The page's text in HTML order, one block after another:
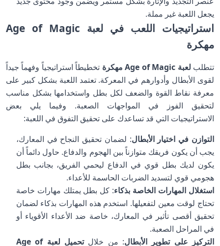
يجعل اللعبة غير مملة.
استراتيجيات اللعب في لعبة Age of Magic
مهكرة
تتطلب لعبة Age of Magic مهكرة
تخطيطاً استراتيجياً وفهماً جيداً
لقوى الأبطال وأدوارهم في المعركة. تعتمد اللعبة بشكل كبير على
معرفة نقاط القوة والضعف لكل بطل واستخدامها بشكل مناسب
لتحقيق الفوز في المواجهات الصعبة. وفيما يلي بعض
الاستراتيجيات التي قد تساعدك على تحقيق التفوق في اللعبة:
التوازن في اختيار الأبطال: لضمان تحقيق النجاح في المعارك،
يجب أن يكون فريقك متوازناً بين الهجوم والدفاع. حاول دائماً أن
يكون لديك بطل قوي في الدفاع ليحمي الفريق، بجانب بطل
هجومي قوي لتسديد الضربات الحاسمة للأعداء.
استغلال المهارات الخاصة بذكاء: كل بطل يمتلك مهارات خاصة
تحتاج لوقت معين لتفعيلها. استخدم هذه المهارات بذكاء لضمان
تحقيق أقصى تأثير في المعارك، خاصة ضد الأعداء الأقوياء أو
في المراحل الصعبة.
التركيز على تطوير الأبطال: من خلال
تحميل لعبة Age of